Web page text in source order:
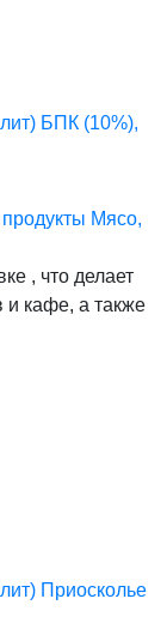
БПК (10%),
Мясо,
, что делает
и кафе, а также
Приосколье